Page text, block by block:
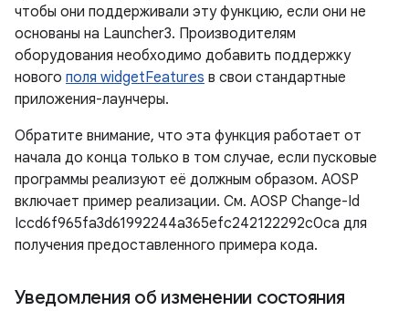
чтобы они поддерживали эту функцию, если они не
основаны на Launcher3. Производителям
оборудования необходимо добавить поддержку
нового поля widgetFeatures в свои стандартные
приложения-лаунчеры.
Обратите внимание, что эта функция работает от
начала до конца только в том случае, если пусковые
программы реализуют её должным образом. AOSP
включает пример реализации. См. AOSP Change-Id
Iccd6f965fa3d61992244a365efc242122292c0ca для
получения предоставленного примера кода.
Уведомления об изменении состояния